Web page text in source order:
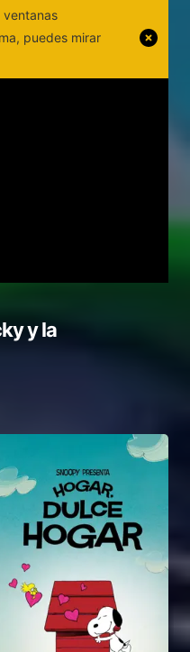
ventanas
puedes mirar
y la